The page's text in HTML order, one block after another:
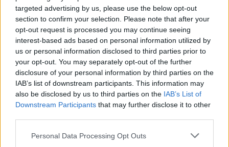
targeted advertising by us, please use the below opt-out
section to confirm your selection. Please note that after your
opt-out request is processed you may continue seeing
interest-based ads based on personal information utilized by
us or personal information disclosed to third parties prior to
your opt-out. You may separately opt-out of the further
disclosure of your personal information by third parties on the
IAB’s list of downstream participants. This information may
also be disclosed by us to third parties on the IAB’s List of
Downstream Participants that may further disclose it to other
Personal Data Processing Opt Outs
Tags: David Megre destaque
Luís Portela Morais
Revista Motos
RELACIONADOS